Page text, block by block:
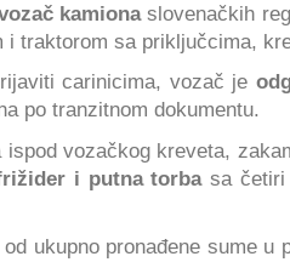
kamionaslovenačkih
i traktorom sa priključcima,
carinicima, vozač je
po tranzitnom dokumentu.
vozačkog kreveta,
i putna torbasa četiri
od ukupno pronađene sume u